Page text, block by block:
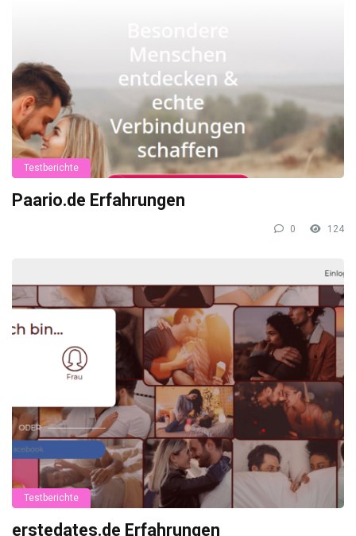
Testberichte
Paario.de Erfahrungen
0 124
Testberichte
erstedates.de Erfahrungen